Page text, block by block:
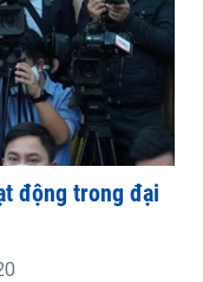
động trong đại